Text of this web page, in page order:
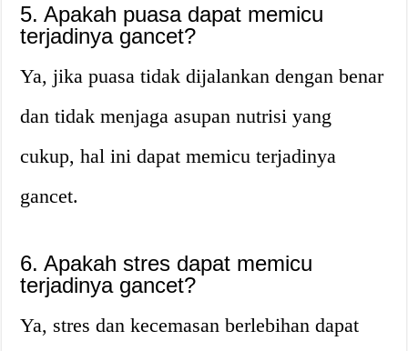
5. Apakah puasa dapat memicu
terjadinya gancet?
Ya, jika puasa tidak dijalankan dengan benar
dan tidak menjaga asupan nutrisi yang
cukup, hal ini dapat memicu terjadinya
gancet.
6. Apakah stres dapat memicu
terjadinya gancet?
Ya, stres dan kecemasan berlebihan dapat